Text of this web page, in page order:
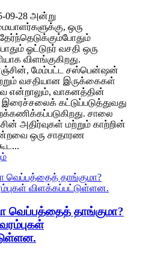
09-28 அன்று
ஒரு
ஓட்டுநர் வசதி ஒரு
விளங்குகிறது.
மேம்பட்ட சஸ்பென்ஷன்
வசதியான இருக்கைகள்
என்றாலும், வாகனத்தின்
கட்டுப்படுத்துவது
சாலை
அதிர்வுகள் மற்றும் காற்றின்
ஒரு சாதாரண
வெப்பத்தைத் தாங்குமா?